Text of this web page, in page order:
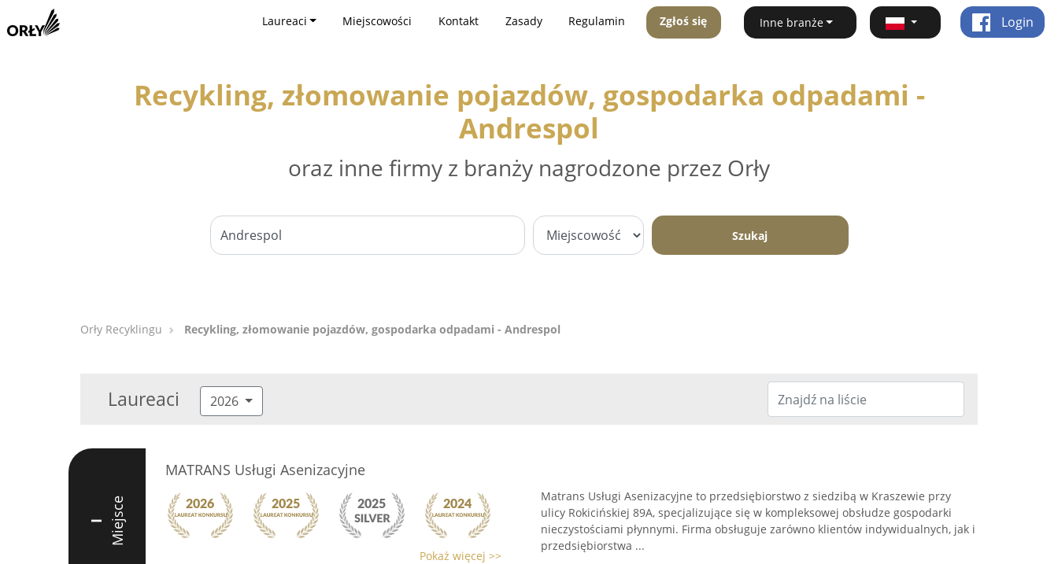
Laureaci Miejscowości Kontakt Zasady Regulamin Zgłoś się Inne branże Login
Recykling, złomowanie pojazdów, gospodarka odpadami -
Andrespol
oraz inne firmy z branży nagrodzone przez Orły
Szukaj
Orły Recyklingu Recykling, złomowanie pojazdów, gospodarka odpadami - Andrespol
Laureaci 2026
I Miejsce
MATRANS Usługi Asenizacyjne
Pokaż więcej >>
Matrans Usługi Asenizacyjne to przedsiębiorstwo z siedzibą w Kraszewie przy
ulicy Rokicińskiej 89A, specjalizujące się w kompleksowej obsłudze gospodarki
nieczystościami płynnymi. Firma obsługuje zarówno klientów indywidualnych, jak i
przedsiębiorstwa ...